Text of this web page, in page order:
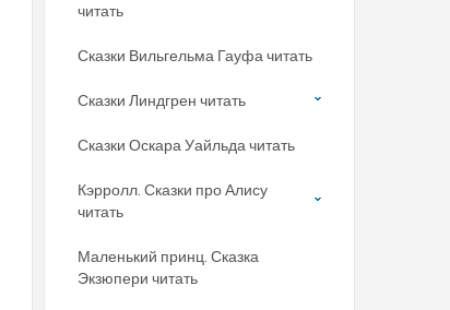
читать
Сказки Вильгельма Гауфа читать
Сказки Линдгрен читать
Сказки Оскара Уайльда читать
Кэрролл. Сказки про Алису
читать
Маленький принц. Сказка
Экзюпери читать